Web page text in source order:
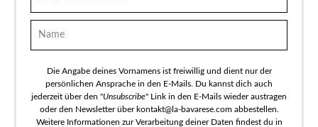
Die Angabe deines Vornamens ist freiwillig und dient nur der
persönlichen Ansprache in den E-Mails. Du kannst dich auch
jederzeit über den "Unsubscribe" Link in den E-Mails wieder austragen
oder den Newsletter über kontakt@la-bavarese.com abbestellen.
Weitere Informationen zur Verarbeitung deiner Daten findest du in